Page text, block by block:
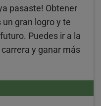
pasaste! Obtener
gran logro y te
Puedes ir a la
y ganar más